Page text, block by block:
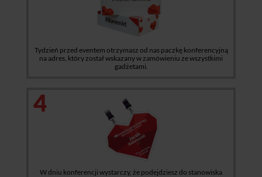
Tydzień przed eventem otrzymasz od nas paczkę konferencyjną
na adres, który został wskazany w zamówieniu ze wszystkimi
gadżetami.
4
W dniu konferencji wystarczy, że podejdziesz do stanowiska